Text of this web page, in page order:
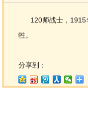
120师战士，1915
牲。
分享到：